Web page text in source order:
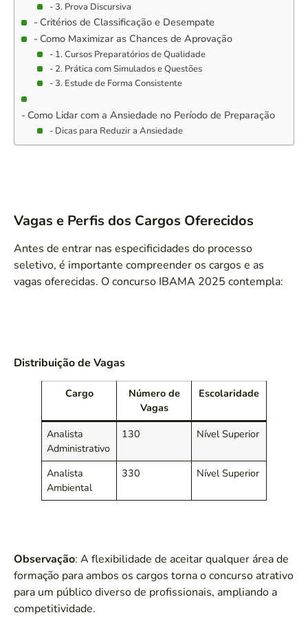
3. Prova Discursiva
Critérios de Classificação e Desempate
Como Maximizar as Chances de Aprovação
1. Cursos Preparatórios de Qualidade
2. Prática com Simulados e Questões
3. Estude de Forma Consistente
Como Lidar com a Ansiedade no Período de Preparação
Dicas para Reduzir a Ansiedade
Vagas e Perfis dos Cargos Oferecidos
Antes de entrar nas especificidades do processo
seletivo, é importante compreender os cargos e as
vagas oferecidas. O concurso IBAMA 2025 contempla:
Distribuição de Vagas
Cargo
Número de
Vagas
Escolaridade
Analista
Administrativo
130 Nível Superior
Analista
Ambiental
330 Nível Superior
Observação: A flexibilidade de aceitar qualquer área de
formação para ambos os cargos torna o concurso atrativo
para um público diverso de profissionais, ampliando a
competitividade.